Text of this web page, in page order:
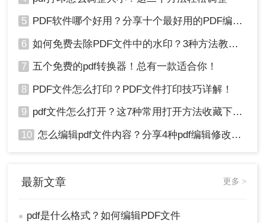
5 PDF软件哪个好用？分享十个最好用的PDF编辑器！
6 如何免费去除PDF文件中的水印？3种方法教你快速去水印！
7 五个免费的pdf转换器！总有一款适合你！
8 PDF文件怎么打印？PDF文件打印技巧详解！
9 pdf文件怎么打开？这7种常用打开方法收藏下来！
10 怎么编辑pdf文件内容？分享4种pdf编辑修改方法！
最新文章 更多 >
● pdf是什么格式？如何编辑PDF文件